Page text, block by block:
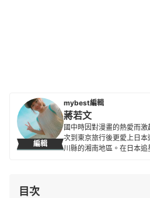
編輯
mybest編輯
蔣若文
國中時因對漫畫的熱愛而
次到東京旅行後更愛上日
川縣的湘南地區。在日本
目次